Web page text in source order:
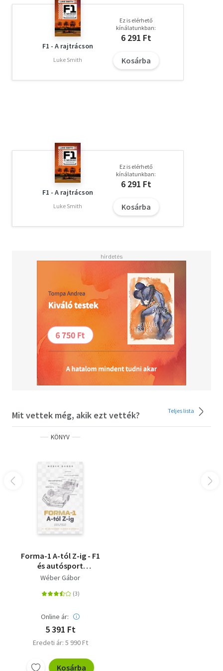
F1 - A rajtrácson
Luke Smith
Ez is elérhető
kínálatunkban:
6 291 Ft
Kosárba
F1 - A rajtrácson
Luke Smith
Ez is elérhető
kínálatunkban:
6 291 Ft
Kosárba
Mit vettek még, akik ezt vették? Teljes lista
KÖNYV
Forma-1 A-tól Z-ig - F1
és autósport
kisenciklopédia
Wéber Gábor
Online ár:
5 391 Ft
Eredeti ár: 5 990 Ft
Kosárba